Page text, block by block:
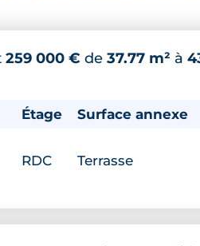
259 000 € de 37.77 m² à
Étage Surface annexe
RDC Terrasse